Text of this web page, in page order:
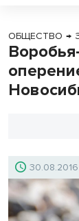
ОБЩЕСТВО →
30.08.2016